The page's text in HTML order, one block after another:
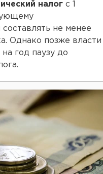
налог с 1
не менее
Однако позже власти
на год паузу до